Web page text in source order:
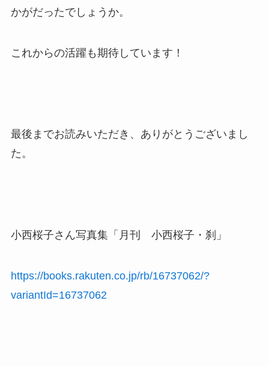
かがだったでしょうか。
これからの活躍も期待しています！
最後までお読みいただき、ありがとうございまし
た。
小西桜子さん写真集「月刊 小西桜子・刹」
https://books.rakuten.co.jp/rb/16737062/?
variantId=16737062